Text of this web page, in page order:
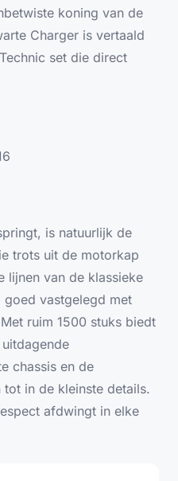
koning van de
Charger is vertaald
set die direct
is natuurlijk de
trots uit de motorkap
lijnen van de klassieke
goed vastgelegd met
ruim 1500 stuks biedt
chassis en de
tot in de kleinste details.
afdwingt in elke